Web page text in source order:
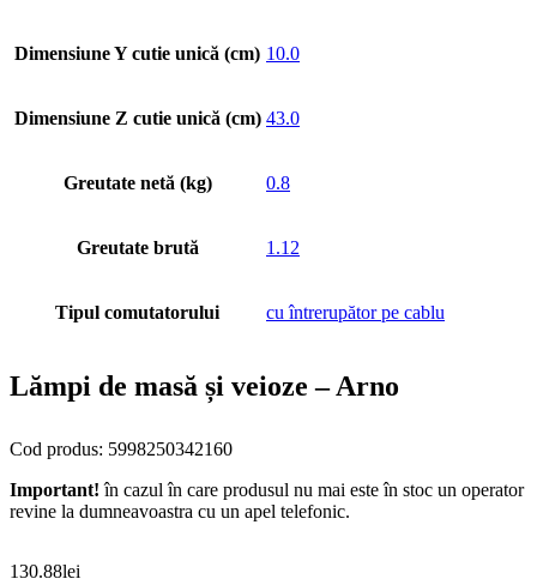
Dimensiune Y cutie unică (cm) 10.0
Dimensiune Z cutie unică (cm) 43.0
Greutate netă (kg) 0.8
Greutate brută 1.12
Tipul comutatorului cu întrerupător pe cablu
Lămpi de masă și veioze – Arno
Cod produs: 5998250342160
Important! în cazul în care produsul nu mai este în stoc un operator
revine la dumneavoastra cu un apel telefonic.
130.88lei